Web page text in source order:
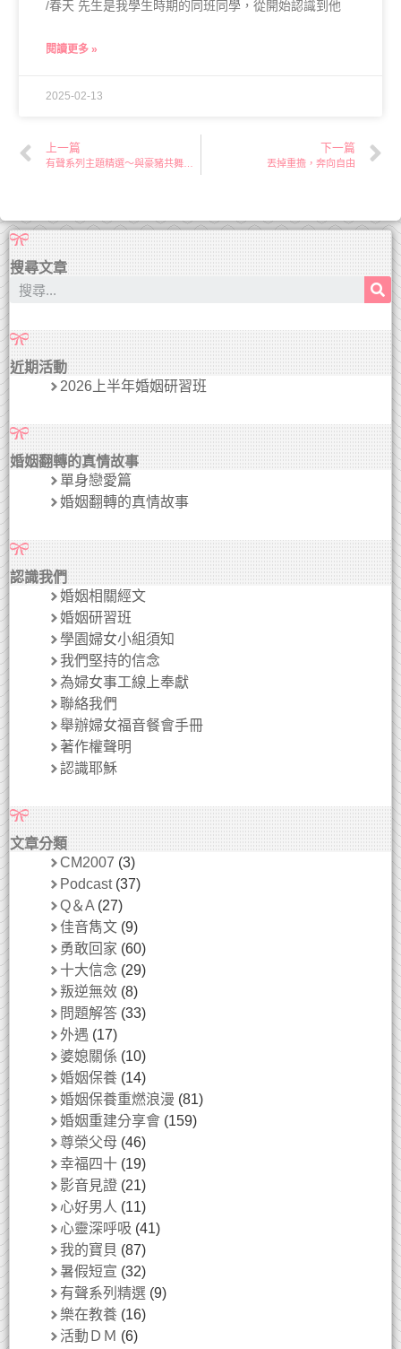
/春天 先生是我學生時期的同班同學，從開始認識到他
閱讀更多 »
2025-02-13
上一篇 下一篇
丟掉重擔，奔向自由
搜尋文章
近期活動
2026上半年婚姻研習班
婚姻翻轉的真情故事
單身戀愛篇
婚姻翻轉的真情故事
認識我們
婚姻相關經文
婚姻研習班
學園婦女小組須知
我們堅持的信念
為婦女事工線上奉獻
聯絡我們
舉辦婦女福音餐會手冊
著作權聲明
認識耶穌
文章分類
CM2007 (3)
Podcast(37)
Q＆A (27)
佳音雋文 (9)
勇敢回家 (60)
十大信念 (29)
叛逆無效 (8)
問題解答 (33)
外遇 (17)
婆媳關係 (10)
婚姻保養 (14)
婚姻保養重燃浪漫 (81)
婚姻重建分享會 (159)
尊榮父母 (46)
幸福四十 (19)
影音見證 (21)
心好男人 (11)
心靈深呼吸 (41)
我的寶貝 (87)
暑假短宣 (32)
有聲系列精選 (9)
樂在教養 (16)
活動ＤＭ (6)